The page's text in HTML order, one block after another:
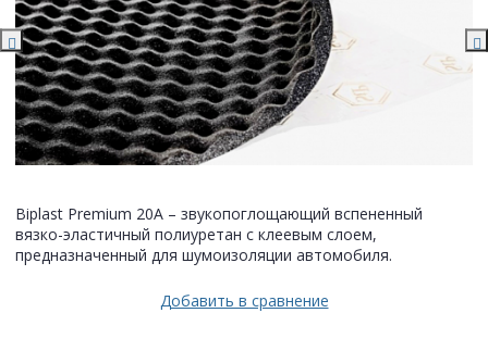
Biplast Premium 20A – звукопоглощающий вспененный
вязко-эластичный полиуретан с клеевым слоем,
предназначенный для шумоизоляции автомобиля.
Добавить в сравнение